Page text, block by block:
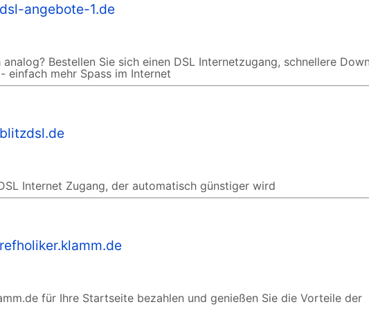
dsl-angebote-1.de
Bestellen Sie sich einen DSL Internetzugang, schnellere
einfach mehr Spass im Internet
blitzdsl.de
Internet Zugang, der automatisch günstiger wird
refholiker.klamm.de
für Ihre Startseite bezahlen und genießen Sie die Vorteile der